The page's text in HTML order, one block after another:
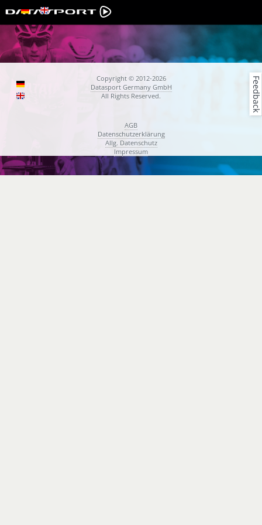
Copyright © 2012-2026
Datasport Germany GmbH
All Rights Reserved.
AGB
Datenschutzerklärung
Allg. Datenschutz
Impressum
Feedback